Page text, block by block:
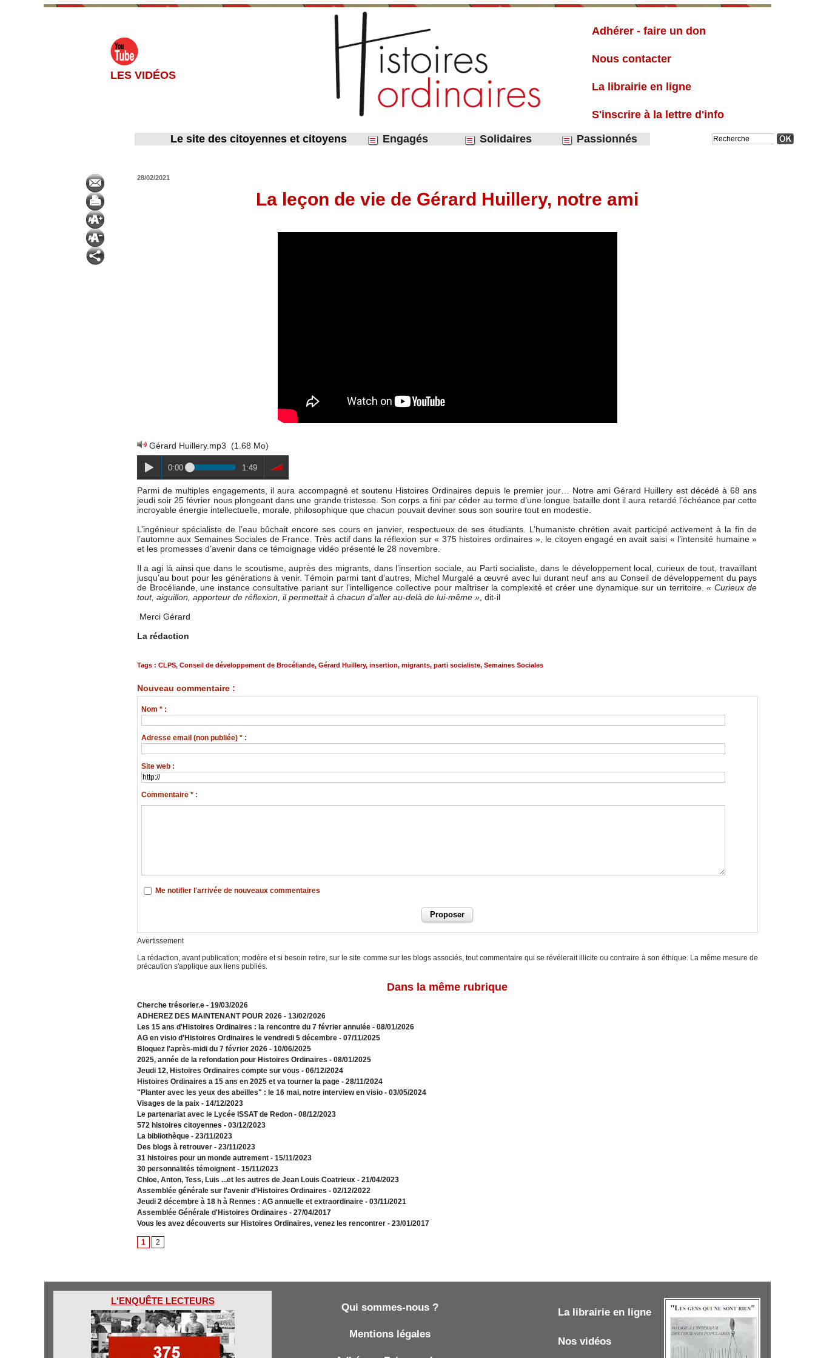
LES VIDÉOS
Adhérer - faire un don
Nous contacter
La librairie en ligne
S'inscrire à la lettre d'info
Le site des citoyennes et citoyens
Engagés Solidaires Passionnés
28/02/2021
La leçon de vie de Gérard Huillery, notre ami
Gérard Huillery.mp3 (1.68 Mo)
0:00 1:49
Parmi de multiples engagements, il aura accompagné et soutenu Histoires Ordinaires depuis le premier jour… Notre ami Gérard Huillery est décédé à 68 ans
jeudi soir 25 février nous plongeant dans une grande tristesse. Son corps a fini par céder au terme d’une longue bataille dont il aura retardé l’échéance par cette
incroyable énergie intellectuelle, morale, philosophique que chacun pouvait deviner sous son sourire tout en modestie.
L’ingénieur spécialiste de l’eau bûchait encore ses cours en janvier, respectueux de ses étudiants. L’humaniste chrétien avait participé activement à la fin de
l’automne aux Semaines Sociales de France. Très actif dans la réflexion sur « 375 histoires ordinaires », le citoyen engagé en avait saisi « l’intensité humaine »
et les promesses d’avenir dans ce témoignage vidéo présenté le 28 novembre.
Il a agi là ainsi que dans le scoutisme, auprès des migrants, dans l’insertion sociale, au Parti socialiste, dans le développement local, curieux de tout, travaillant
jusqu’au bout pour les générations à venir. Témoin parmi tant d’autres, Michel Murgalé a œuvré avec lui durant neuf ans au Conseil de développement du pays
de Brocéliande, une instance consultative pariant sur l’intelligence collective pour maîtriser la complexité et créer une dynamique sur un territoire.« Curieux de
tout, aiguillon, apporteur de réflexion, il permettait à chacun d’aller au-delà de lui-même », dit-il
Merci Gérard
La rédaction
Tags: CLPS, Conseil de développement de Brocéliande, Gérard Huillery, insertion, migrants, parti socialiste, Semaines Sociales
Nouveau commentaire :
Nom * :
Adresse email (non publiée) * :
Site web :
Commentaire * :
Me notifier l'arrivée de nouveaux commentaires
Avertissement
La rédaction, avant publication; modère et si besoin retire, sur le site comme sur les blogs associés, tout commentaire qui se révélerait illicite ou contraire à son éthique. La même mesure de
précaution s'applique aux liens publiés.
Dans la même rubrique
​Cherche trésorier.e - 19/03/2026
ADHEREZ DES MAINTENANT POUR 2026 - 13/02/2026
Les 15 ans d'Histoires Ordinaires : la rencontre du 7 février annulée - 08/01/2026
AG en visio d'Histoires Ordinaires le vendredi 5 décembre - 07/11/2025
Bloquez l'après-midi du 7 février 2026 - 10/06/2025
2025, année de la refondation pour Histoires Ordinaires - 08/01/2025
Jeudi 12, Histoires Ordinaires compte sur vous - 06/12/2024
Histoires Ordinaires a 15 ans en 2025 et va tourner la page - 28/11/2024
"Planter avec les yeux des abeilles" : le 16 mai, notre interview en visio - 03/05/2024
Visages de la paix - 14/12/2023
Le partenariat avec le Lycée ISSAT de Redon - 08/12/2023
572 histoires citoyennes - 03/12/2023
La bibliothèque - 23/11/2023
Des blogs à retrouver - 23/11/2023
31 histoires pour un monde autrement - 15/11/2023
30 personnalités témoignent - 15/11/2023
Chloe, Anton, Tess, Luis ...et les autres de Jean Louis Coatrieux - 21/04/2023
Assemblée générale sur l'avenir d'Histoires Ordinaires - 02/12/2022
Jeudi 2 décembre à 18 h à Rennes : AG annuelle et extraordinaire - 03/11/2021
Assemblée Générale d'Histoires Ordinaires - 27/04/2017
Vous les avez découverts sur Histoires Ordinaires, venez les rencontrer - 23/01/2017
1 2
L'ENQUÊTE LECTEURS
Qui sommes-nous ?
Mentions légales
La librairie en ligne
Nos vidéos